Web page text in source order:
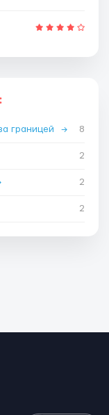
:
границей → 8
2
2
2